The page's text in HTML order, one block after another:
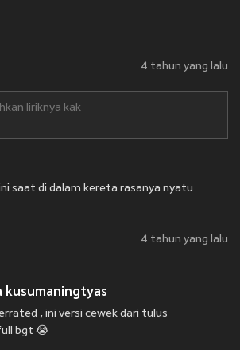
4 tahun yang lalu
liriknya kak
saat di dalam kereta rasanya nyatu
4 tahun yang lalu
kusumaningtyas
, ini versi cewek dari tulus
bgt 😭